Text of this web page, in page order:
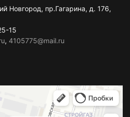
Новгород, пр.Гагарина, д. 176,
15
, 4105775@mail.ru